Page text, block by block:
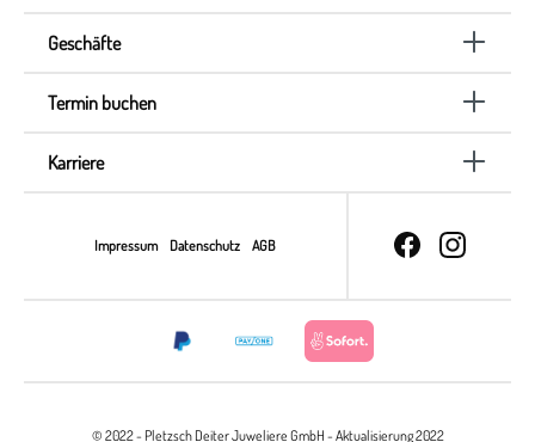
Geschäfte
Termin buchen
Karriere
Impressum Datenschutz AGB
© 2022 - Pletzsch Deiter Juweliere GmbH - Aktualisierung 2022